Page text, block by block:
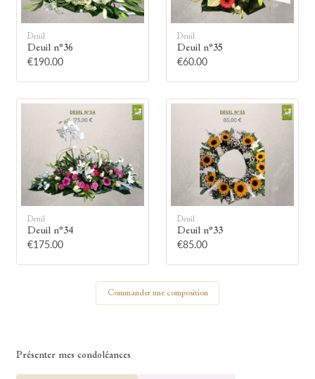
Allumez une bougie
Montrez votre soutien à la famille en
allumant symboliquement une bougie.
Votre prénom
Deuil
Deuil n°36
€190.00
Deuil
Deuil n°35
€60.00
Deuil
Deuil n°34
€175.00
Deuil
Deuil n°33
€85.00
Commander une composition
Présenter mes condoléances